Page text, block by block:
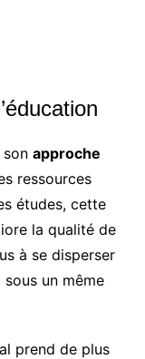
son approche
ressources
études, cette
la qualité de
à se disperser
un même
prend de plus